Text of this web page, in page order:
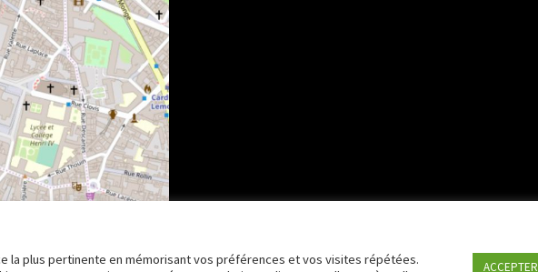
plus pertinente en mémorisant vos préférences et vos visites répétées.
ACCEPTER